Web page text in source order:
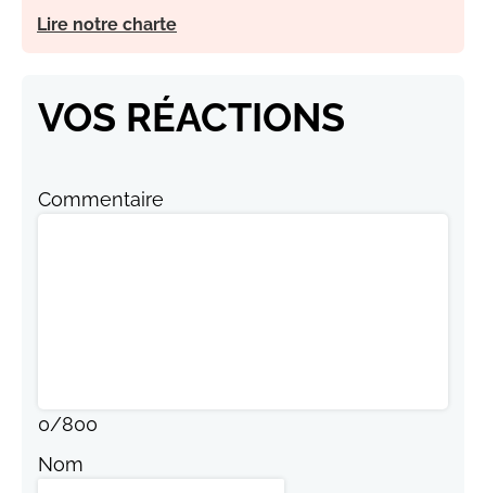
Lire notre charte
VOS RÉACTIONS
Commentaire
0/800
Nom